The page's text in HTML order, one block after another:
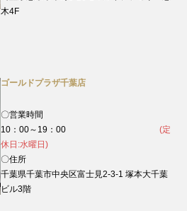
木4F
ゴールドプラザ千葉店
〇営業時間
10：00～19：00 (定
休日:水曜日)
〇住所
千葉県千葉市中央区富士見2-3-1 塚本大千葉
ビル3階